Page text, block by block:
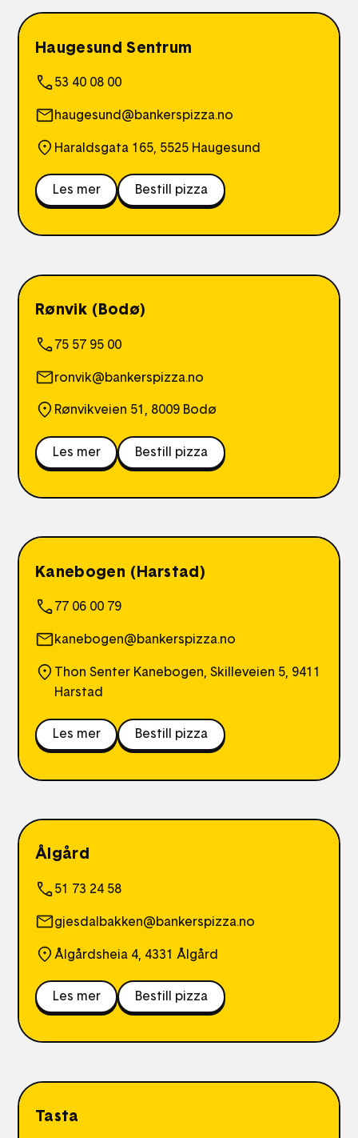
Haugesund Sentrum
53 40 08 00
haugesund@bankerspizza.no
Haraldsgata 165, 5525 Haugesund
Les mer Bestill pizza
Rønvik (Bodø)
75 57 95 00
ronvik@bankerspizza.no
Rønvikveien 51, 8009 Bodø
Les mer Bestill pizza
Kanebogen (Harstad)
77 06 00 79
kanebogen@bankerspizza.no
Thon Senter Kanebogen, Skilleveien 5, 9411
Harstad
Les mer Bestill pizza
Ålgård
51 73 24 58
gjesdalbakken@bankerspizza.no
Ålgårdsheia 4, 4331 Ålgård
Les mer Bestill pizza
Tasta